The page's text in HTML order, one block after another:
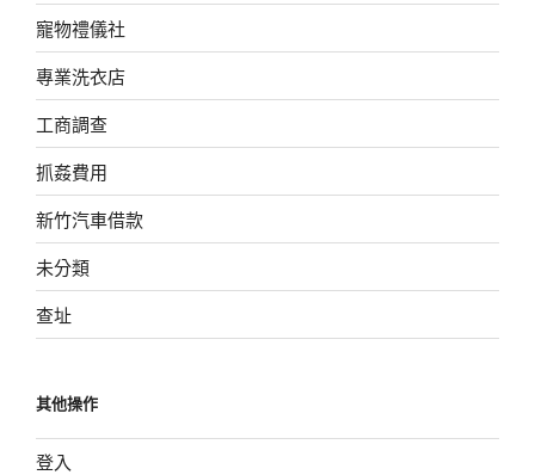
寵物禮儀社
專業洗衣店
工商調查
抓姦費用
新竹汽車借款
未分類
查址
其他操作
登入